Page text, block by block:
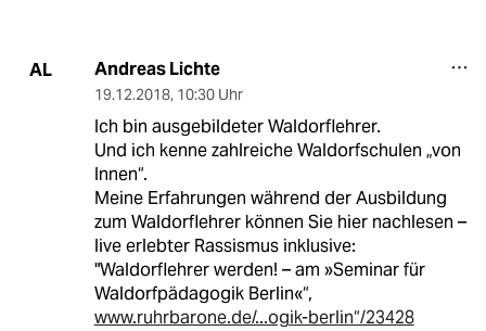
AL Andreas Lichte
19.12.2018, 10:30 Uhr
Ich bin ausgebildeter Waldorflehrer.
Und ich kenne zahlreiche Waldorfschulen „von
Innen“.
Meine Erfahrungen während der Ausbildung
zum Waldorflehrer können Sie hier nachlesen –
live erlebter Rassismus inklusive:
"Waldorflehrer werden! – am »Seminar für
Waldorfpädagogik Berlin«“,
www.ruhrbarone.de/...ogik-berlin“/23428